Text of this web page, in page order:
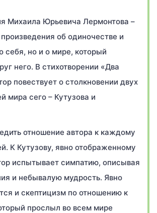
Михаила Юрьевича Лермонтова –
произведения об одиночестве и
себя, но и о мире, который
него. В стихотворении «Два
повествует о столкновении двух
мира сего – Кутузова и
отношение автора к каждому
К Кутузову, явно отображенному
испытывает симпатию, описывая
и небывалую мудрость. Явно
и скептицизм по отношению к
прослыл во всем мире